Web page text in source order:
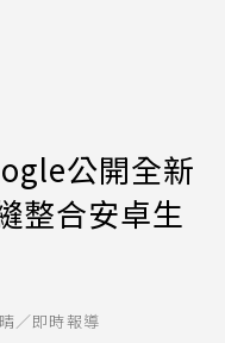
公開全新
整合安卓生
／即時報導